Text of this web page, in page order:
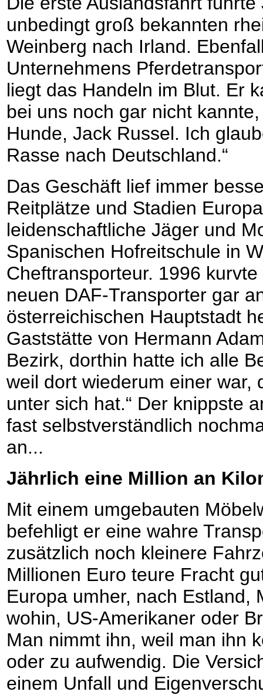
unbedingt groß bekannten
Weinberg nach Irland.
Unternehmens
liegt das Handeln im Blut. Er
bei uns noch gar nicht
Hunde, Jack Russel. Ich
Rasse nach Deutschland.“
Das Geschäft lief immer
Reitplätze und Stadien
leidenschaftliche Jäger und
Spanischen Hofreitschule in
Cheftransporteur. 1996
neuen DAF-Transporter gar
österreichischen Hauptstadt
Gaststätte von Hermann
Bezirk, dorthin hatte ich alle
weil dort wiederum einer war,
unter sich hat.“ Der knippste
fast selbstverständlich
an...
Jährlich eine Million an
Mit einem umgebauten
befehligt er eine wahre
zusätzlich noch kleinere
Millionen Euro teure Fracht
Europa umher, nach Estland,
wohin, US-Amerikaner oder
Man nimmt ihn, weil man ihn
oder zu aufwendig. Die
einem Unfall und